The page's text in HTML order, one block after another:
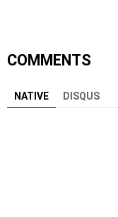
COMMENTS
NATIVE DISQUS